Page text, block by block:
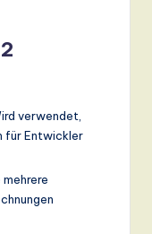
verwendet,
für Entwickler